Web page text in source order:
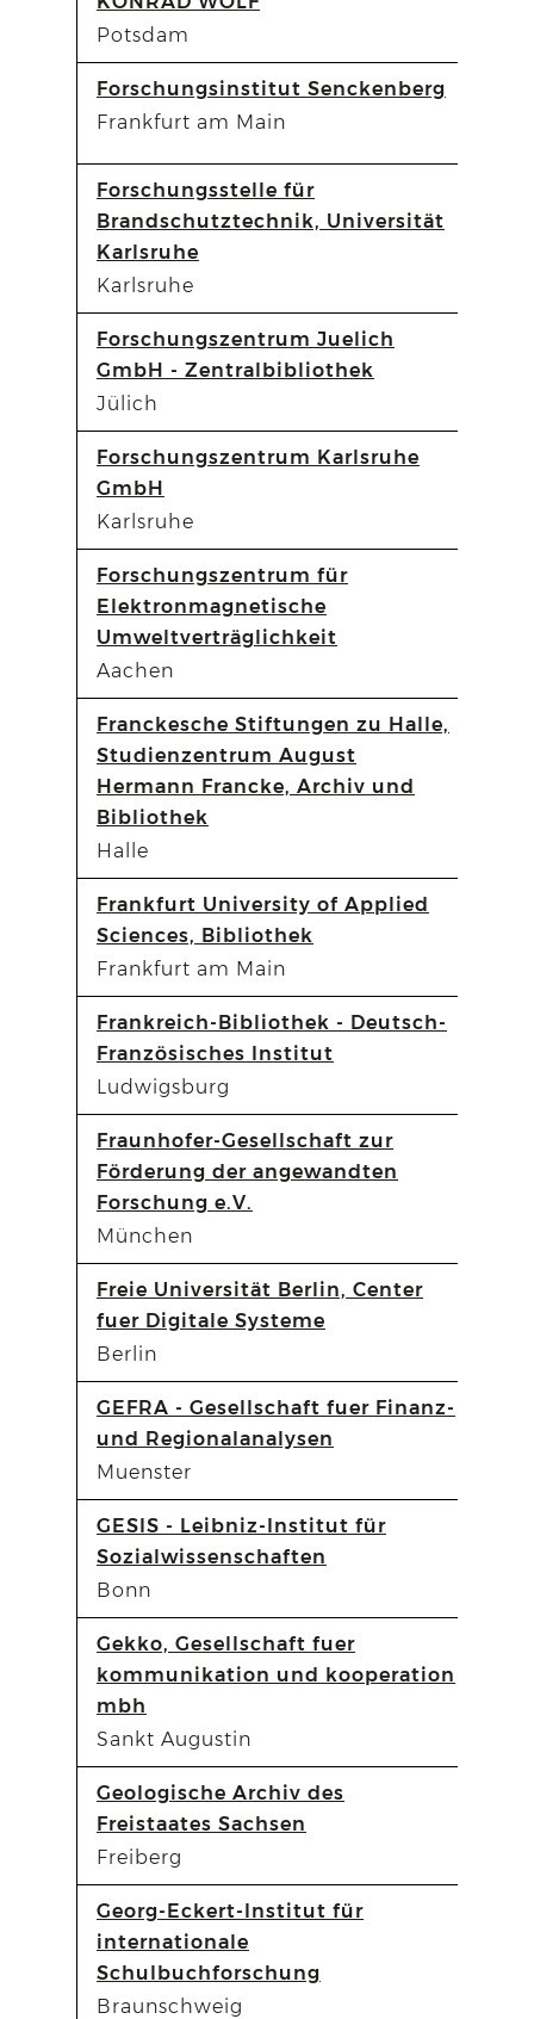
Potsdam
Forschungsinstitut Senckenberg
Frankfurt am Main
Forschungsstelle für
Brandschutztechnik, Universität
Karlsruhe
Karlsruhe
Forschungszentrum Juelich
GmbH - Zentralbibliothek
Jülich
Forschungszentrum Karlsruhe
GmbH
Karlsruhe
Forschungszentrum für
Elektronmagnetische
Umweltverträglichkeit
Aachen
Franckesche Stiftungen zu Halle,
Studienzentrum August
Hermann Francke, Archiv und
Bibliothek
Halle
Frankfurt University of Applied
Sciences, Bibliothek
Frankfurt am Main
Frankreich-Bibliothek - Deutsch-
Französisches Institut
Ludwigsburg
Fraunhofer-Gesellschaft zur
Förderung der angewandten
Forschung e.V.
München
Freie Universität Berlin, Center
fuer Digitale Systeme
Berlin
GEFRA - Gesellschaft fuer Finanz-
und Regionalanalysen
Muenster
GESIS - Leibniz-Institut für
Sozialwissenschaften
Bonn
Gekko, Gesellschaft fuer
kommunikation und kooperation
mbh
Sankt Augustin
Geologische Archiv des
Freistaates Sachsen
Freiberg
Georg-Eckert-Institut für
internationale
Schulbuchforschung
Braunschweig